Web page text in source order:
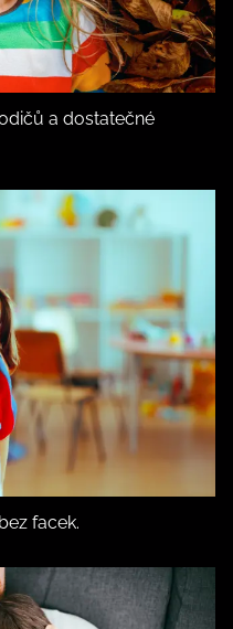
a dostatečné
facek.